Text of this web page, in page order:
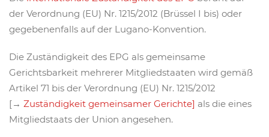
der Verordnung (EU) Nr. 1215/2012 (Brüssel I bis) oder
gegebenenfalls auf der Lugano-Konvention.
Die Zuständigkeit des EPG als gemeinsame
Gerichtsbarkeit mehrerer Mitgliedstaaten wird gemäß
Artikel 71 bis der Verordnung (EU) Nr. 1215/2012
[→ Zuständigkeit gemeinsamer Gerichte] als die eines
Mitgliedstaats der Union angesehen.